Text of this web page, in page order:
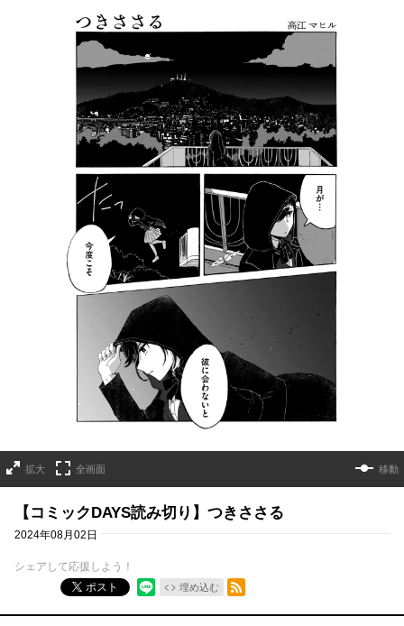
拡大 全画面 移動
【コミックDAYS読み切り】つきささる
2024年08月02日
シェアして応援しよう！
ポスト
埋め込む
RSSフィード